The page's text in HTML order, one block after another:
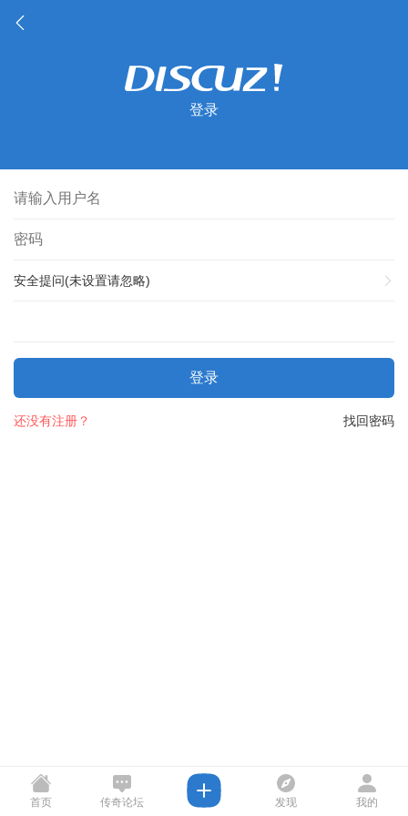
登录
安全提问(未设置请忽略)
登录
找回密码
还没有注册？
首页 传奇论坛 发现 我的